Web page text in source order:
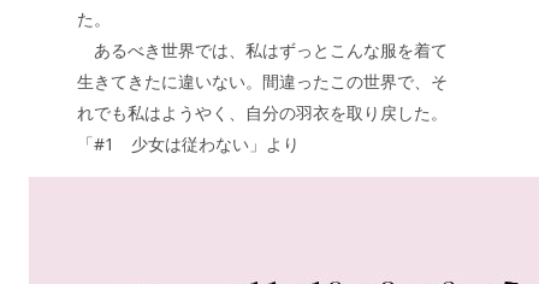
た。
あるべき世界では、私はずっとこんな服を着て
生きてきたに違いない。間違ったこの世界で、そ
れでも私はようやく、自分の羽衣を取り戻した。
「#1 少女は従わない」より